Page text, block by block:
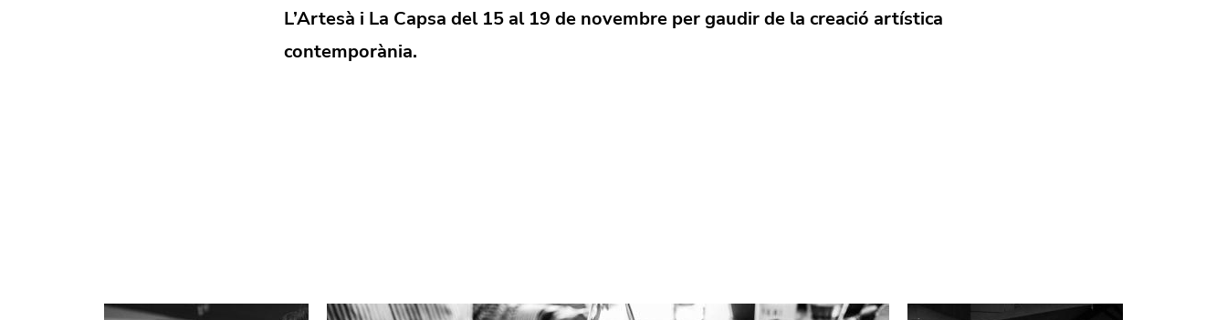
L’Artesà i La Capsa del 15 al 19 de novembre per gaudir de la creació artística
contemporània.